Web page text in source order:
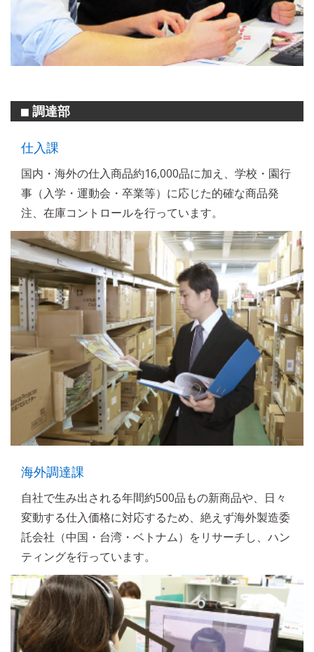
■ 調達部
仕入課
国内・海外の仕入商品約16,000品に加え、学校・園行
事（入学・運動会・卒業等）に応じた的確な商品発
注、在庫コントロールを行っています。
海外調達課
自社で生み出される年間約500品もの新商品や、日々
変動する仕入価格に対応するため、絶えず海外製造委
託会社（中国・台湾・ベトナム）をリサーチし、ハン
ティングを行っています。